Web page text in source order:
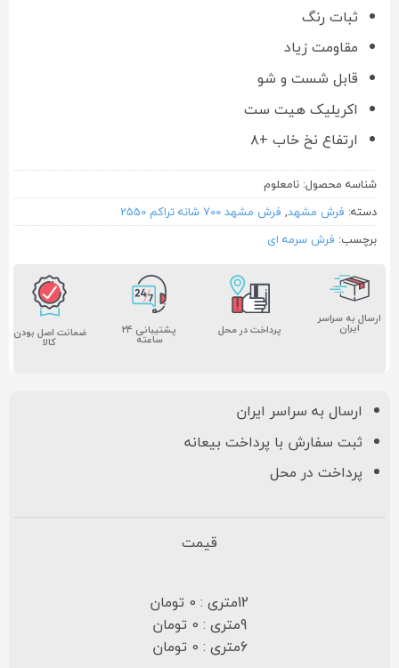
ثبات رنگ
مقاومت زیاد
قابل شست و شو
اکریلیک هیت ست
ارتفاع نخ خاب +۸
شناسه محصول: نامعلوم
دسته: فرش مشهد, فرش مشهد 700 شانه تراکم 2550
برچسب: فرش سرمه ای
ارسال به سراسر
ایران پرداخت در محل پشتیبانی ۲۴
ساعته ضمانت اصل بودن
کالا
ارسال به سراسر ایران
ثبت سفارش با پرداخت بیعانه
پرداخت در محل
قیمت
12متری : 0 تومان
9متری : 0 تومان
6متری : 0 تومان